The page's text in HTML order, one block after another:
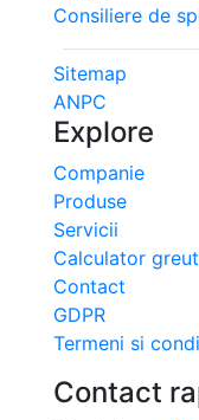
Consiliere de
Sitemap
ANPC
Explore
Companie
Produse
Servicii
Calculator
Contact
GDPR
Termeni si
Contact